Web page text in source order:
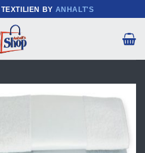
BY ANHALT'S